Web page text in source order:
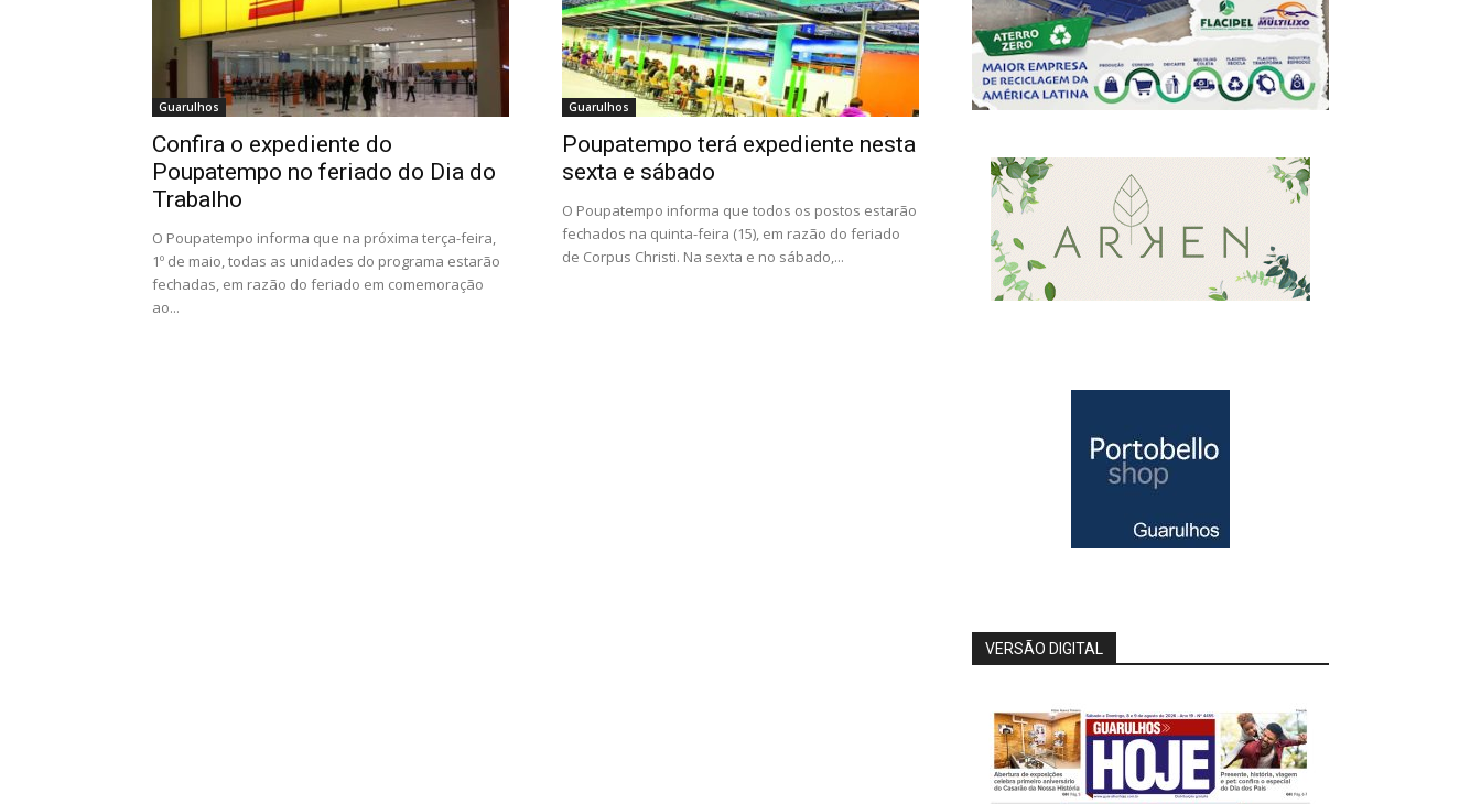
Guarulhos
Confira o expediente do
Poupatempo no feriado do Dia do
Trabalho
O Poupatempo informa que na próxima terça-feira,
1º de maio, todas as unidades do programa estarão
fechadas, em razão do feriado em comemoração
ao...
Guarulhos
Poupatempo terá expediente nesta
sexta e sábado
O Poupatempo informa que todos os postos estarão
fechados na quinta-feira (15), em razão do feriado
de Corpus Christi. Na sexta e no sábado,...
VERSÃO DIGITAL